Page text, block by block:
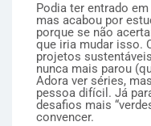
Podia ter entrado
mas acabou por
porque se não
que iria mudar isso.
projetos
nunca mais parou
Adora ver séries,
pessoa difícil. Já
desafios mais
convencer.